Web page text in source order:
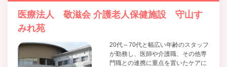
医療法人 敬滋会 介護老人保健施設 守山す
みれ苑
20代～70代と幅広い年齢のスタッフ
が勤務し、医師や介護職、その他専
門職との連携に重点を置いたケアに